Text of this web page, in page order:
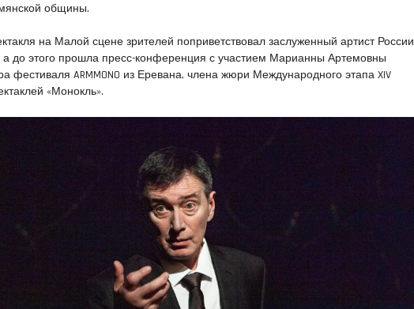
общины.
на Малой сцене зрителей поприветствовал заслуженный артист России
до этого прошла пресс-конференция с участием Марианны Артемовны
фестиваля ARMMONO из Еревана, члена жюри Международного этапа XIV
«Монокль».